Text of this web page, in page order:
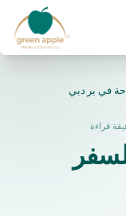
في بر دبي